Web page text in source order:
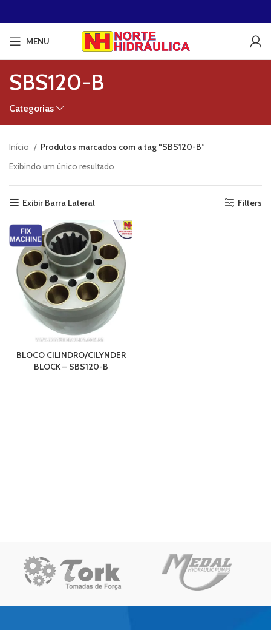
MENU
SBS120-B
Categorias
Início
Produtos marcados com a tag “SBS120-B”
Exibindo um único resultado
Exibir Barra Lateral Filters
BLOCO CILINDRO/CILYNDER
BLOCK – SBS120-B